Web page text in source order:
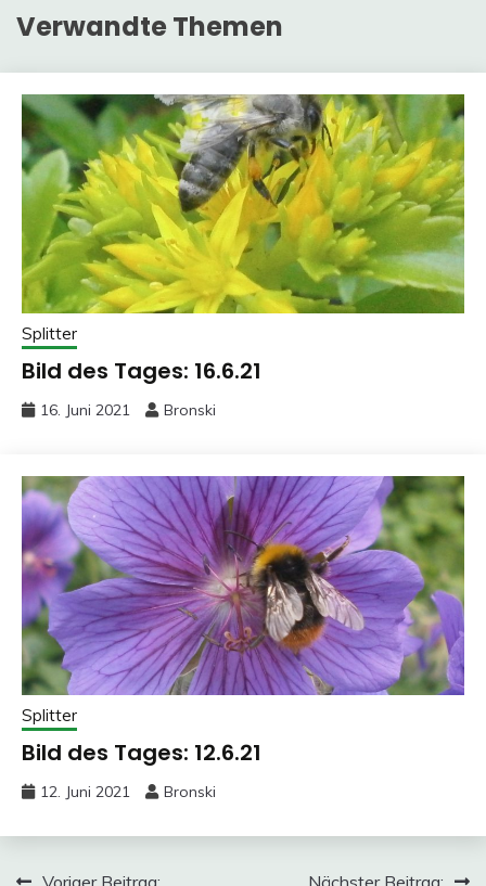
Verwandte Themen
Splitter
Bild des Tages: 16.6.21
16. Juni 2021 Bronski
Splitter
Bild des Tages: 12.6.21
12. Juni 2021 Bronski
Voriger Beitrag: Nächster Beitrag: